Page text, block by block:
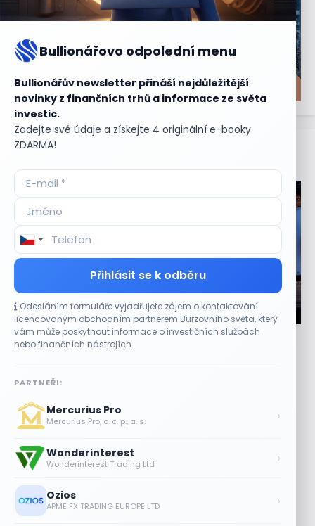
Bullionářovo odpolední menu
Bullionářův newsletter přináší nejdůležitější
novinky z finančních trhů a informace ze světa
investic.
Zadejte své údaje a získejte 4 originální e-booky
ZDARMA!
Přihlásit se k odběru
Odesláním formuláře vyjadřujete zájem o kontaktování
licencovaným obchodním partnerem Burzovního světa, který
vám může poskytnout informace o investičních službách
nebo finančních nástrojích.
PARTNEŘI:
Mercurius Pro
Mercurius Pro, o. c. p., a. s. ›
Wonderinterest
Wonderinterest Trading Ltd ›
Ozios
APME FX TRADING EUROPE LTD ›
Aktuální
CO HÝBE TRHEM
Jalapeňová kauza tlačí akcie Chipotle níž.
Analytici ale zůstávají klidní
restaurací Chipotle Mexican Grill (CMG) ve čtvrtek
oslabovaly o 2,9 % a prodloužily...
Tesla míří na obrovský trh
samořiditelných aut. Akcie reagují